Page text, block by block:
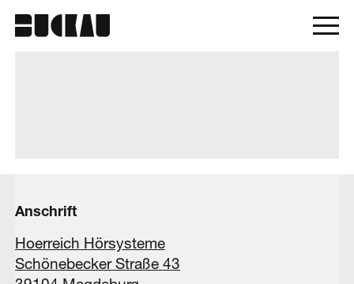
Anschrift
Hoerreich Hörsysteme
Schönebecker Straße 43